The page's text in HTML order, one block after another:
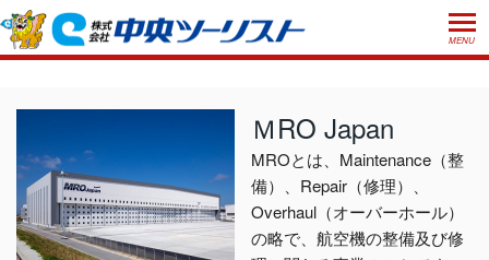
MENU
ご利用案内
お申込方法について
お支払いについて
店舗のご案内
よくあるご質問
ＭRO Japan
MROとは、Maintenance（整
備）、Repair（修理）、
Overhaul（オーバーホール）
の略で、航空機の整備及び修